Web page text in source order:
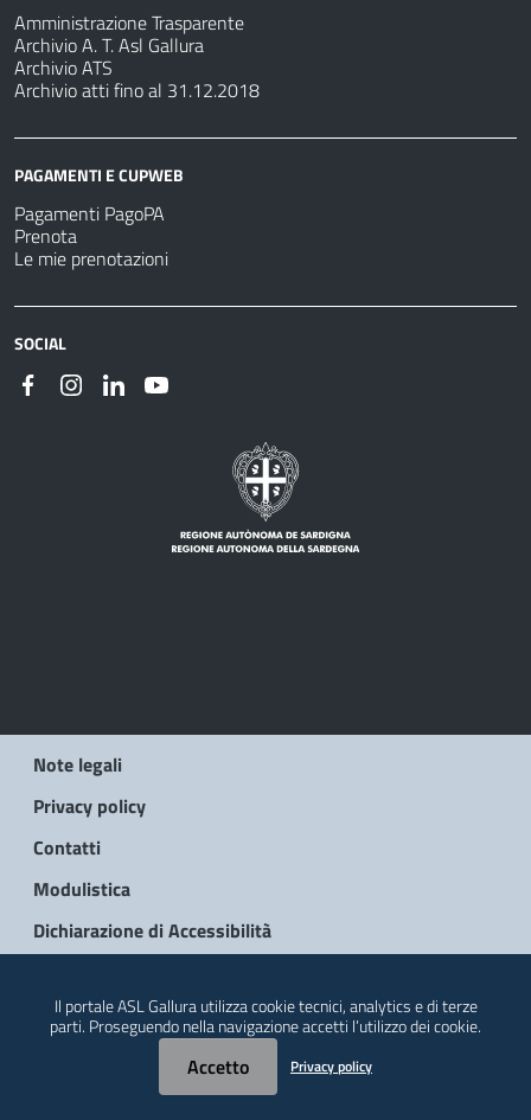
Amministrazione Trasparente
Archivio A. T. Asl Gallura
Archivio ATS
Archivio atti fino al 31.12.2018
PAGAMENTI E CUPWEB
Pagamenti PagoPA
Prenota
Le mie prenotazioni
SOCIAL
Note legali
Privacy policy
Contatti
Modulistica
Dichiarazione di Accessibilità
Il portale ASL Gallura utilizza cookie tecnici, analytics e di terze
parti. Proseguendo nella navigazione accetti l’utilizzo dei cookie.
Accetto Privacy policy